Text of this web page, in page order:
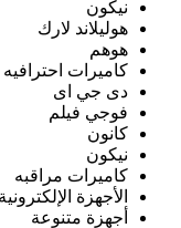
نيكون
هوليلاند لارك
هوهم
كاميرات احترافيه
دى جي اى
فوجي فيلم
كانون
نيكون
كاميرات مراقبه
الأجهزة الإلكترونية
أجهزة متنوعة